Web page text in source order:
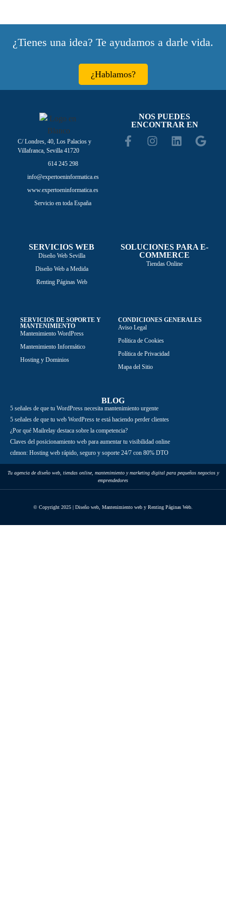
¿Tienes una idea? Te ayudamos a darle vida.
¿Hablamos?
C/ Londres, 40, Los Palacios y
Villafranca, Sevilla 41720
614 245 298
info@expertoeninformatica.es
www.expertoeninformatica.es
Servicio en toda España
NOS PUEDES
ENCONTRAR EN
SERVICIOS WEB
Diseño Web Sevilla
Diseño Web a Medida
Renting Páginas Web
SOLUCIONES PARA E-
COMMERCE
Tiendas Online
SERVICIOS DE SOPORTE Y
MANTENIMIENTO
Mantenimiento WordPress
Mantenimiento Informático
Hosting y Dominios
CONDICIONES GENERALES
Aviso Legal
Política de Cookies
Política de Privacidad
Mapa del Sitio
BLOG
5 señales de que tu WordPress necesita mantenimiento urgente
5 señales de que tu web WordPress te está haciendo perder clientes
¿Por qué Mailrelay destaca sobre la competencia?
Claves del posicionamiento web para aumentar tu visibilidad online
cdmon: Hosting web rápido, seguro y soporte 24/7 con 80% DTO
Tu agencia de diseño web, tiendas online, mantenimiento y marketing digital para pequeños negocios y
emprendedores
© Copyright 2025 | Diseño web, Mantenimiento web y Renting Páginas Web.